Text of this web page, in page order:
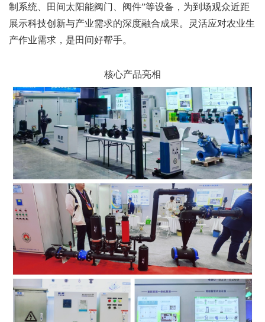
制系统、田间太阳能阀门、阀件”等设备，为到场观众近距
展示科技创新与产业需求的深度融合成果。灵活应对农业生
产作业需求，是田间好帮手。
核心产品亮相